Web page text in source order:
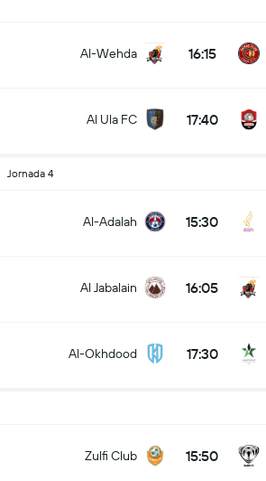
Al-Wehda 16:15
Al Ula FC 17:40
Jornada 4
Al-Adalah 15:30
Al Jabalain 16:05
Al-Okhdood 17:30
Zulfi Club 15:50